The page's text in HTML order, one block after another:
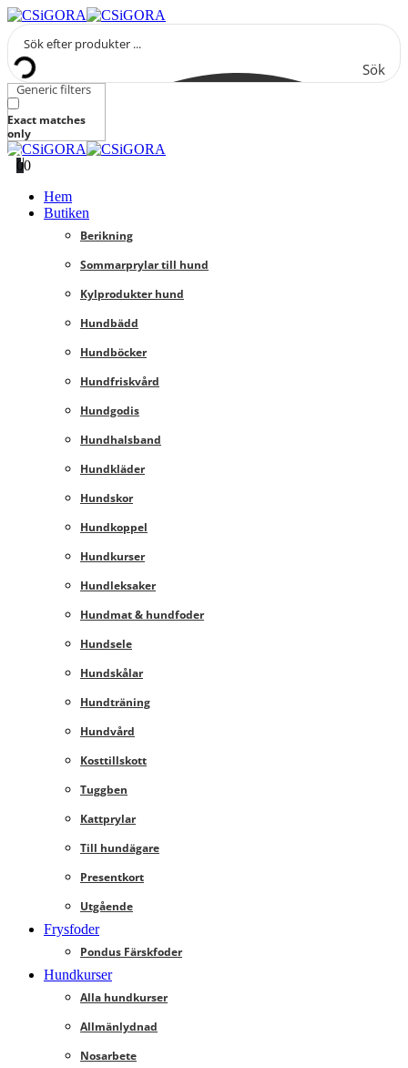
Sök
Generic filters
Exact matches
only
00
Hem
Butiken
Berikning
Sommarprylar till hund
Kylprodukter hund
Hundbädd
Hundböcker
Hundfriskvård
Hundgodis
Hundhalsband
Hundkläder
Hundskor
Hundkoppel
Hundkurser
Hundleksaker
Hundmat & hundfoder
Hundsele
Hundskålar
Hundträning
Hundvård
Kosttillskott
Tuggben
Kattprylar
Till hundägare
Presentkort
Utgående
Frysfoder
Pondus Färskfoder
Hundkurser
Alla hundkurser
Allmänlydnad
Nosarbete